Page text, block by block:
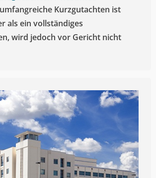
Kurzgutachten ist
als ein vollständiges
wird jedoch vor Gericht nicht